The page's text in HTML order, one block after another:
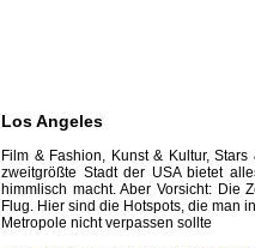
Los Angeles
Film & Fashion, Kunst & Kultur, Stars
zweitgrößte Stadt der USA bietet
himmlisch macht. Aber Vorsicht: Die
Flug. Hier sind die Hotspots, die man
Metropole nicht verpassen sollte